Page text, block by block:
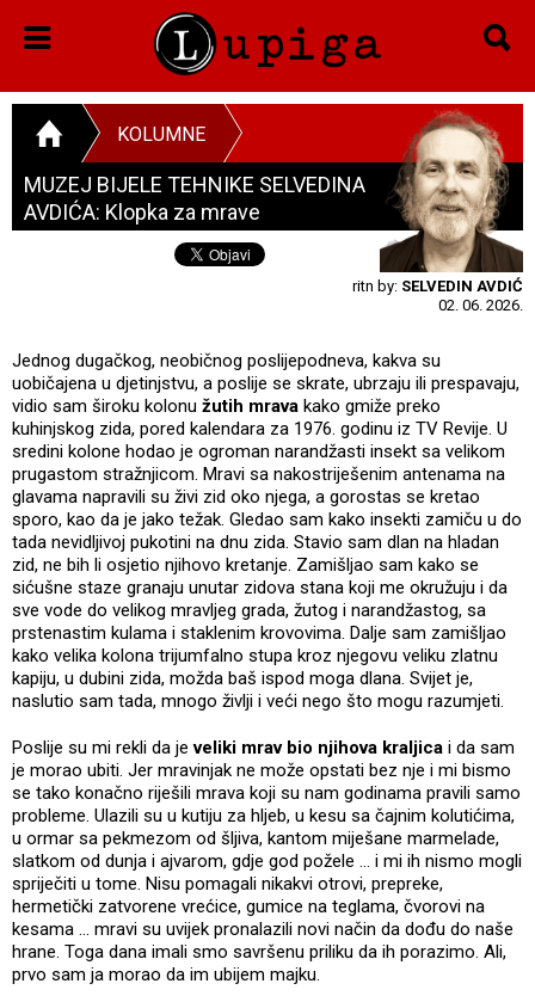
KOLUMNE
MUZEJ BIJELE TEHNIKE SELVEDINA
AVDIĆA: Klopka za mrave
ritn by: SELVEDIN AVDIĆ
02. 06. 2026.
Jednog dugačkog, neobičnog poslijepodneva, kakva su
uobičajena u djetinjstvu, a poslije se skrate, ubrzaju ili prespavaju,
vidio sam široku kolonu žutih mrava kako gmiže preko
kuhinjskog zida, pored kalendara za 1976. godinu iz TV Revije. U
sredini kolone hodao je ogroman narandžasti insekt sa velikom
prugastom stražnjicom. Mravi sa nakostriješenim antenama na
glavama napravili su živi zid oko njega, a gorostas se kretao
sporo, kao da je jako težak. Gledao sam kako insekti zamiču u do
tada nevidljivoj pukotini na dnu zida. Stavio sam dlan na hladan
zid, ne bih li osjetio njihovo kretanje. Zamišljao sam kako se
sićušne staze granaju unutar zidova stana koji me okružuju i da
sve vode do velikog mravljeg grada, žutog i narandžastog, sa
prstenastim kulama i staklenim krovovima. Dalje sam zamišljao
kako velika kolona trijumfalno stupa kroz njegovu veliku zlatnu
kapiju, u dubini zida, možda baš ispod moga dlana. Svijet je,
naslutio sam tada, mnogo življi i veći nego što mogu razumjeti.
Poslije su mi rekli da jeveliki mrav bio njihova kraljica i da sam
je morao ubiti. Jer mravinjak ne može opstati bez nje i mi bismo
se tako konačno riješili mrava koji su nam godinama pravili samo
probleme. Ulazili su u kutiju za hljeb, u kesu sa čajnim kolutićima,
u ormar sa pekmezom od šljiva, kantom miješane marmelade,
slatkom od dunja i ajvarom, gdje god požele ... i mi ih nismo mogli
spriječiti u tome. Nisu pomagali nikakvi otrovi, prepreke,
hermetički zatvorene vrećice, gumice na teglama, čvorovi na
kesama ... mravi su uvijek pronalazili novi način da dođu do naše
hrane. Toga dana imali smo savršenu priliku da ih porazimo. Ali,
prvo sam ja morao da im ubijem majku.